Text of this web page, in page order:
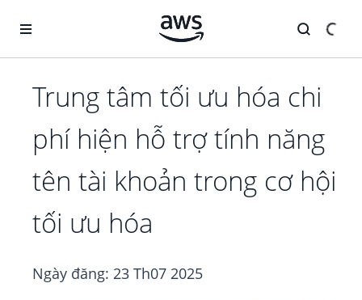
Trung tâm tối ưu hóa chi
phí hiện hỗ trợ tính năng
tên tài khoản trong cơ hội
tối ưu hóa
Ngày đăng: 23 Th07 2025